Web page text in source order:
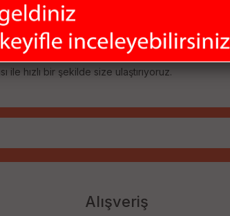
Çevre Birimleri, Uydu Alıcıları, Güvenlik
ile ihtiyaçlarınızı tek merkezden
ile hızlı bir şekilde size ulaştırıyoruz.
Alışveriş